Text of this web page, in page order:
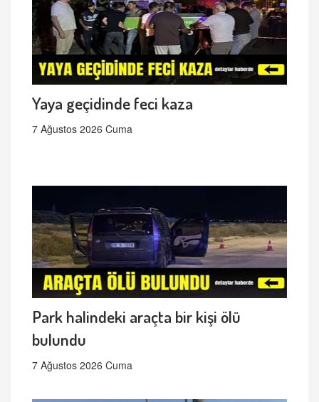
Yaya geçidinde feci kaza
7 Ağustos 2026 Cuma
Park halindeki araçta bir kişi ölü
bulundu
7 Ağustos 2026 Cuma